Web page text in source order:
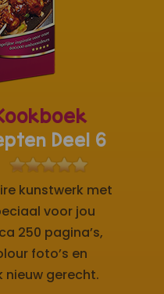
Deel 6
kunstwerk met
voor jou
250 pagina’s,
foto’s en
nieuw gerecht.